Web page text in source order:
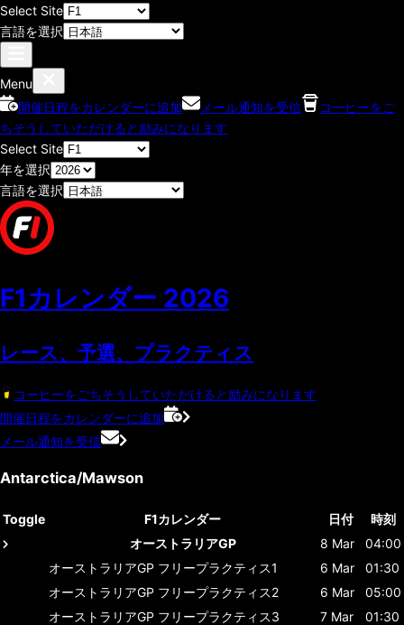
Select Site
言語を選択
Menu
開催日程をカレンダーに追加
メール通知を受信
コーヒーをご
ちそうしていただけると励みになります
Select Site
年を選択
言語を選択
F1カレンダー 2026
レース、予選、プラクティス
コーヒーをごちそうしていただけると励みになります
開催日程をカレンダーに追加
メール通知を受信
Antarctica/Mawson
Toggle F1カレンダー 日付
時刻
オーストラリアGP
8 Mar
04:00
オーストラリアGP フリープラクティス1 6 Mar
01:30
オーストラリアGP フリープラクティス2 6 Mar
05:00
オーストラリアGP フリープラクティス3 7 Mar
01:30